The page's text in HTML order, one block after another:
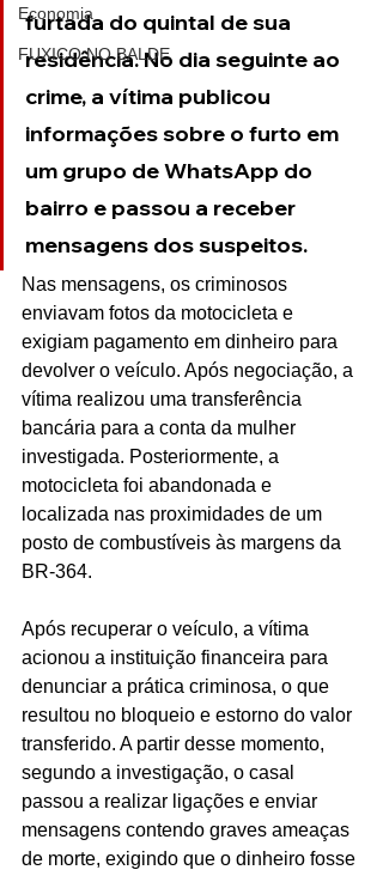
Economia
FUXICO NO BALDE
furtada do quintal de sua
residência. No dia seguinte ao
crime, a vítima publicou
informações sobre o furto em
um grupo de WhatsApp do
bairro e passou a receber
mensagens dos suspeitos.
Nas mensagens, os criminosos
enviavam fotos da motocicleta e
exigiam pagamento em dinheiro para
devolver o veículo. Após negociação, a
vítima realizou uma transferência
bancária para a conta da mulher
investigada. Posteriormente, a
motocicleta foi abandonada e
localizada nas proximidades de um
posto de combustíveis às margens da
BR-364.
Após recuperar o veículo, a vítima
acionou a instituição financeira para
denunciar a prática criminosa, o que
resultou no bloqueio e estorno do valor
transferido. A partir desse momento,
segundo a investigação, o casal
passou a realizar ligações e enviar
mensagens contendo graves ameaças
de morte, exigindo que o dinheiro fosse